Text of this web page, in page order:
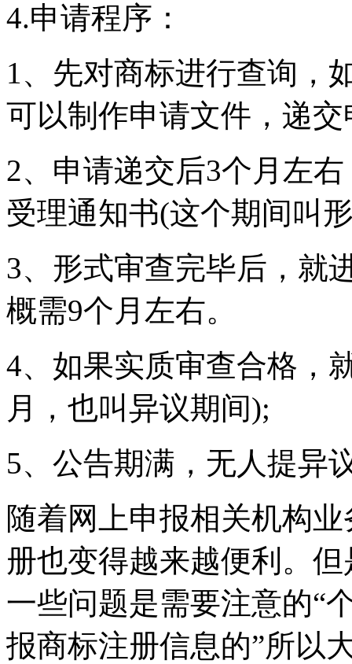
4.申请程序：
1、先对商标进行查询，
可以制作申请文件，递交
2、申请递交后3个月左
受理通知书(这个期间叫
3、形式审查完毕后，就
概需9个月左右。
4、如果实质审查合格，
月，也叫异议期间);
5、公告期满，无人提异
随着网上申报相关机构
册也变得越来越便利。
一些问题是需要注意的“
报商标注册信息的”所以